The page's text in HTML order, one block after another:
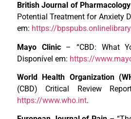
British Journal of Pharmacology
Potential Treatment for Anxiety
em: https://
Mayo Clinic– “CBD: What
Disponível em: https://
World Health Organization
(CBD) Critical Review
https://www.who.int.